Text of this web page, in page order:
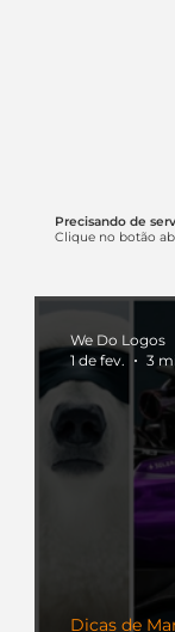
Precisando de
Clique no botão
Dicas de
We Do Logos
1 de fev.
3